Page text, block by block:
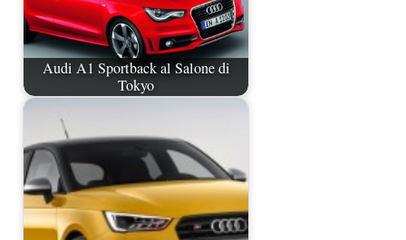
Audi A1 Sportback al Salone di
Tokyo